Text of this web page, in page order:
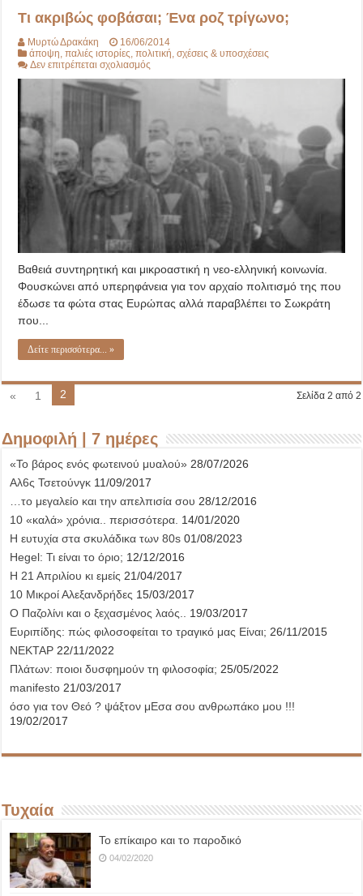
Τι ακριβώς φοβάσαι; Ένα ροζ τρίγωνο;
Μυρτώ Δρακάκη
16/06/2014
άποψη,παλιές ιστορίες,πολιτική,σχέσεις & υποσχέσεις
Δεν επιτρέπεται σχολιασμός
ροζ
τρίγωνο;
Βαθειά συντηρητική και μικροαστική η νεο-ελληνική κοινωνία.
Φουσκώνει από υπερηφάνεια για τον αρχαίο πολιτισμό της που
έδωσε τα φώτα στας Ευρώπας αλλά παραβλέπει το Σωκράτη
που...
Δείτε περισσότερα... »
Σελίδα 2 από 2
« 1 2
Δημοφιλή | 7 ημέρες
«Το βάρος ενός φωτεινού μυαλού» 28/07/2026
Αλ6ς Τσετούνγκ 11/09/2017
…το μεγαλείο και την απελπισία σου 28/12/2016
10 «καλά» χρόνια.. περισσότερα. 14/01/2020
Η ευτυχία στα σκυλάδικα των 80s 01/08/2023
Hegel: Τι είναι το όριο; 12/12/2016
Η 21 Απριλίου κι εμείς 21/04/2017
10 Μικροί Αλεξανδρήδες 15/03/2017
Ο Παζολίνι και ο ξεχασμένος λαός..
19/03/2017
Ευριπίδης: πώς φιλοσοφείται το τραγικό μας Είναι; 26/11/2015
ΝΕΚΤΑΡ 22/11/2022
Πλάτων: ποιοι δυσφημούν τη φιλοσοφία; 25/05/2022
manifesto 21/03/2017
όσο για τον Θεό ? ψάξτον μΕσα σου ανθρωπάκο μου !!!
19/02/2017
Τυχαία
Το επίκαιρο και το παροδικό
04/02/2020